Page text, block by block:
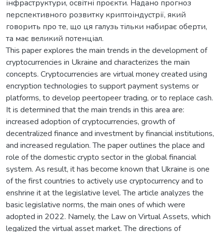
інфраструктури, освітні проєкти. Надано прогноз
перспективного розвитку криптоіндустрії, який
говорить про те, що ця галузь тільки набирає оберти,
та має великий потенціал.
This paper explores the main trends in the development of
cryptocurrencies in Ukraine and characterizes the main
concepts. Cryptocurrencies are virtual money created using
encryption technologies to support payment systems or
platforms, to develop peertopeer trading, or to replace cash.
It is determined that the main trends in this area are:
increased adoption of cryptocurrencies, growth of
decentralized finance and investment by financial institutions,
and increased regulation. The paper outlines the place and
role of the domestic crypto sector in the global financial
system. As result, it has become known that Ukraine is one
of the first countries to actively use cryptocurrency and to
enshrine it at the legislative level. The article analyzes the
basic legislative norms, the main ones of which were
adopted in 2022. Namely, the Law on Virtual Assets, which
legalized the virtual asset market. The directions of